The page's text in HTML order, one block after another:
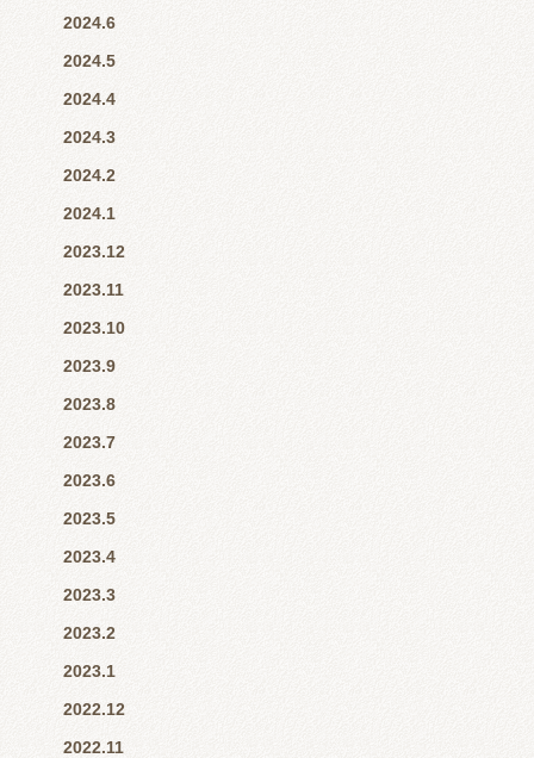
2024.6
2024.5
2024.4
2024.3
2024.2
2024.1
2023.12
2023.11
2023.10
2023.9
2023.8
2023.7
2023.6
2023.5
2023.4
2023.3
2023.2
2023.1
2022.12
2022.11